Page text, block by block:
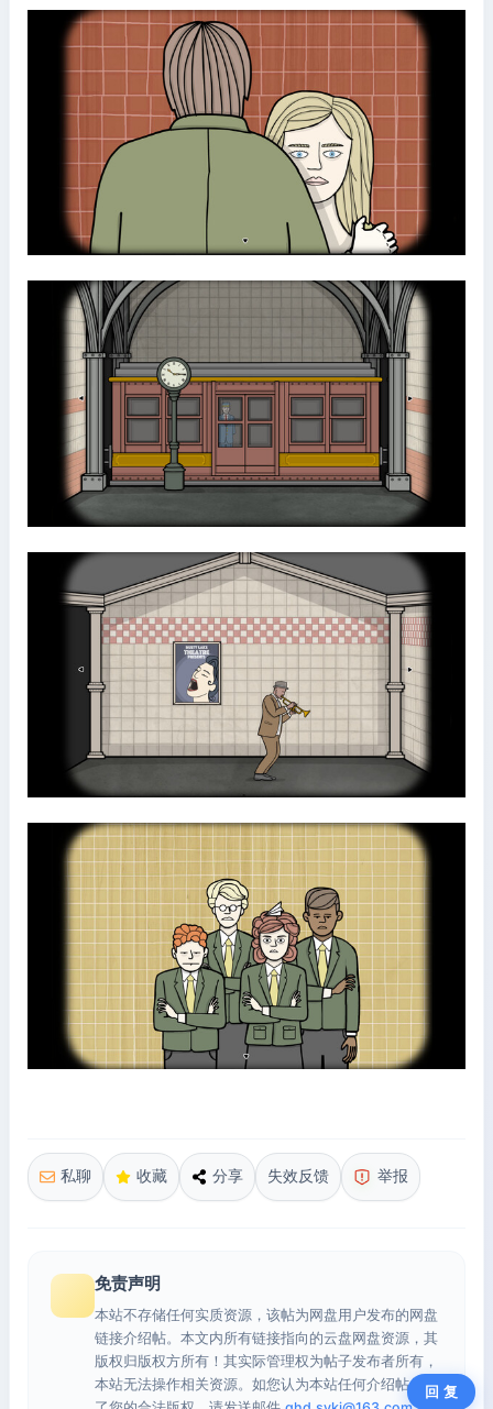
私聊 收藏 分享 失效反馈 举报
免责声明
本站不存储任何实质资源，该帖为网盘用户发布的网盘
链接介绍帖。本文内所有链接指向的云盘网盘资源，其
版权归版权方所有！其实际管理权为帖子发布者所有，
本站无法操作相关资源。如您认为本站任何介绍帖侵犯回 复